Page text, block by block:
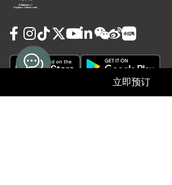
立即预订